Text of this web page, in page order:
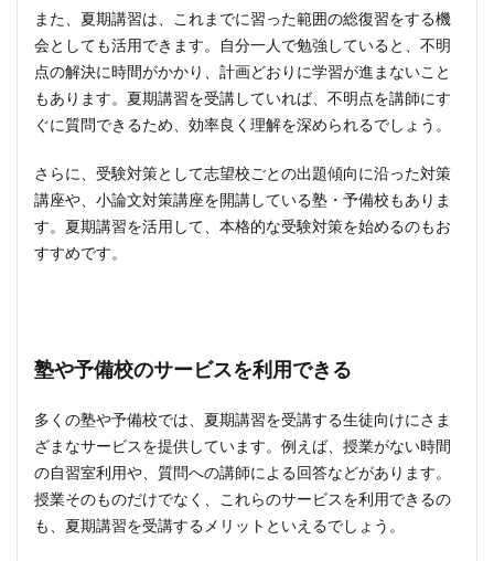
また、夏期講習は、これまでに習った範囲の総復習をする機
会としても活用できます。自分一人で勉強していると、不明
点の解決に時間がかかり、計画どおりに学習が進まないこと
もあります。夏期講習を受講していれば、不明点を講師にす
ぐに質問できるため、効率良く理解を深められるでしょう。
さらに、受験対策として志望校ごとの出題傾向に沿った対策
講座や、小論文対策講座を開講している塾・予備校もありま
す。夏期講習を活用して、本格的な受験対策を始めるのもお
すすめです。
塾や予備校のサービスを利用できる
多くの塾や予備校では、夏期講習を受講する生徒向けにさま
ざまなサービスを提供しています。例えば、授業がない時間
の自習室利用や、質問への講師による回答などがあります。
授業そのものだけでなく、これらのサービスを利用できるの
も、夏期講習を受講するメリットといえるでしょう。